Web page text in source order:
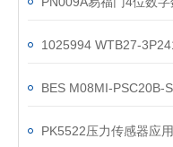
PK5522压力传感器应用